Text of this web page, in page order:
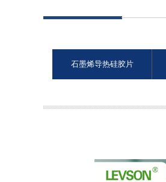
石墨烯导热硅胶片